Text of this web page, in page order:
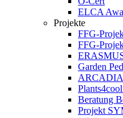
ELCA
Projekte
FFG-
FFG-
Garden
ARCADIA
Beratung
Projekt